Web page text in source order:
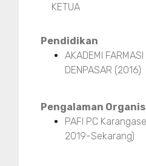
KETUA
Pendidikan
AKADEMI
DENPASAR (2016)
Pengalaman
PAFI PC
2019-Sekarang)